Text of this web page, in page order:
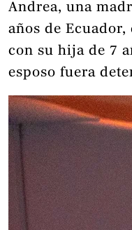
Andrea, una
años de
con su hija de 7
esposo fuera